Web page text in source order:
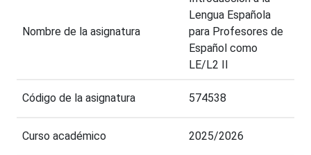
Nombre de la asignatura
Lengua Española
para Profesores de
Español como
LE/L2 II
Código de la asignatura 574538
Curso académico 2025/2026